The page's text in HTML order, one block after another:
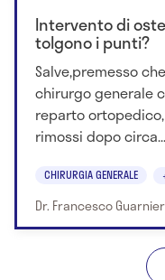
Intervento di
tolgono i punti?
Salve,premesso
chirurgo generale
reparto
rimossi dopo circa...
CHIRURGIA GENERALE
Dr. Francesco